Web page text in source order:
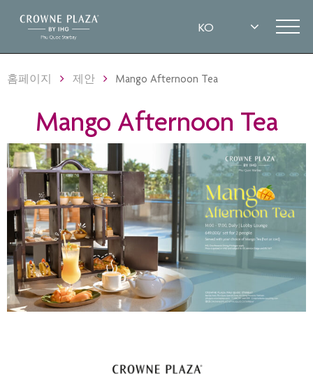
홈페이지 제안 Mango Afternoon Tea
Mango Afternoon Tea